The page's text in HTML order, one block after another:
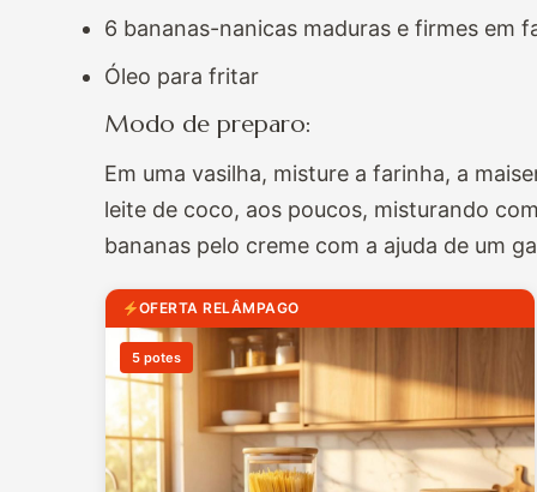
6 bananas-nanicas maduras e firmes em
Óleo para fritar
Modo de preparo:
Em uma vasilha, misture a farinha, a
leite de coco, aos poucos, misturando
bananas pelo creme com a ajuda de um
OFERTA RELÂMPAGO
5 potes